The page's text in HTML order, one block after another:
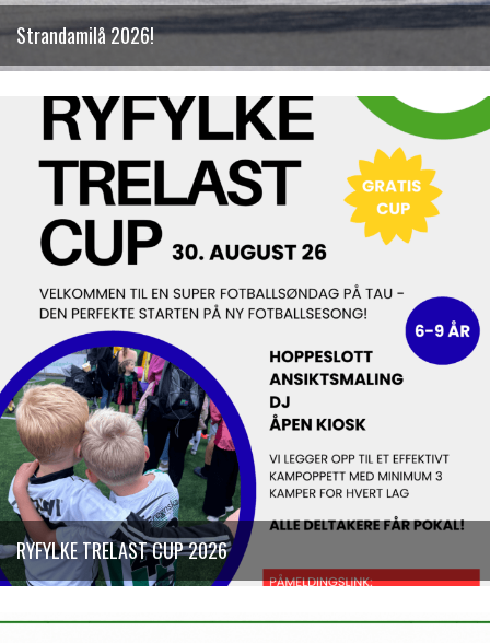
Strandamilå 2026!
RYFYLKE TRELAST CUP 2026